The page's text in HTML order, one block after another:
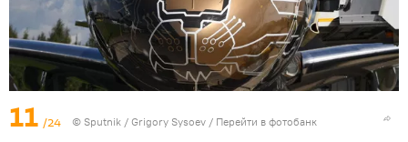
11 /24 © Sputnik / Grigory Sysoev / Перейти в фотобанк